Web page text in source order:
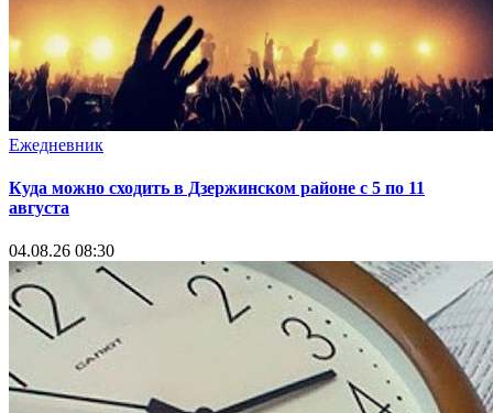
Ежедневник
Куда можно сходить в Дзержинском районе с 5 по 11
августа
04.08.26 08:30